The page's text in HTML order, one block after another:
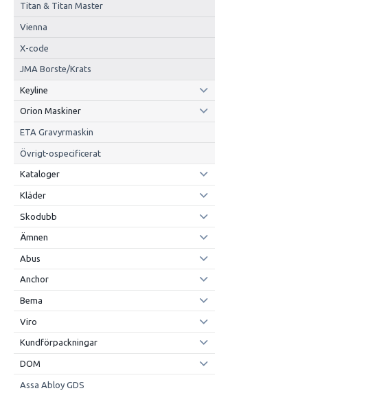
Titan & Titan Master
Vienna
X-code
JMA Borste/Krats
Keyline
Orion Maskiner
ETA Gravyrmaskin
Övrigt-ospecificerat
Kataloger
Kläder
Skodubb
Ämnen
Abus
Anchor
Bema
Viro
Kundförpackningar
DOM
Assa Abloy GDS